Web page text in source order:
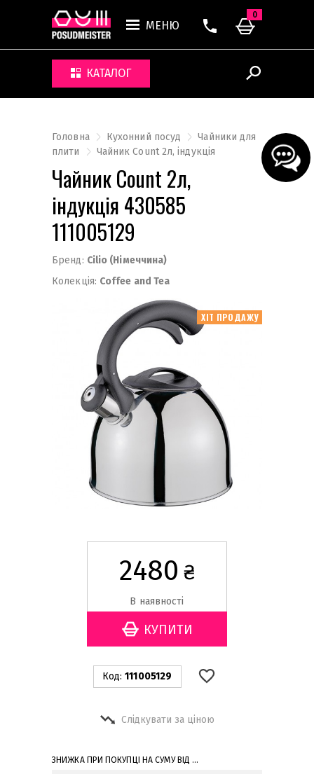
МЕНЮ
КАТАЛОГ
0
Головна Кухонний посуд
Чайники для
плити
Чайник Count 2л, індукція
Чайник Count 2л,
індукція 430585
111005129
Бренд: Cilio (Німеччина)
Колекція: Coffee and Tea
ХІТ ПРОДАЖУ
2480 ₴
В наявності
Код: 111005129
Слідкувати за ціною
ЗНИЖКА ПРИ ПОКУПЦІ НА СУМУ ВІД ...